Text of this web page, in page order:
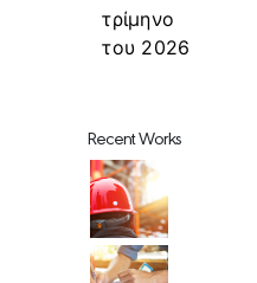
τρίμηνο
του 2026
Recent Works